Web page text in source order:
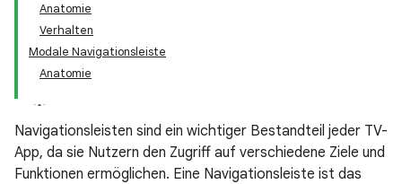
Anatomie
Verhalten
Modale Navigationsleiste
Anatomie
Navigationsleisten sind ein wichtiger Bestandteil jeder TV-
App, da sie Nutzern den Zugriff auf verschiedene Ziele und
Funktionen ermöglichen. Eine Navigationsleiste ist das